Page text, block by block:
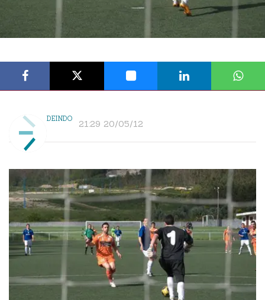
DEINDO 21:29 20/05/12